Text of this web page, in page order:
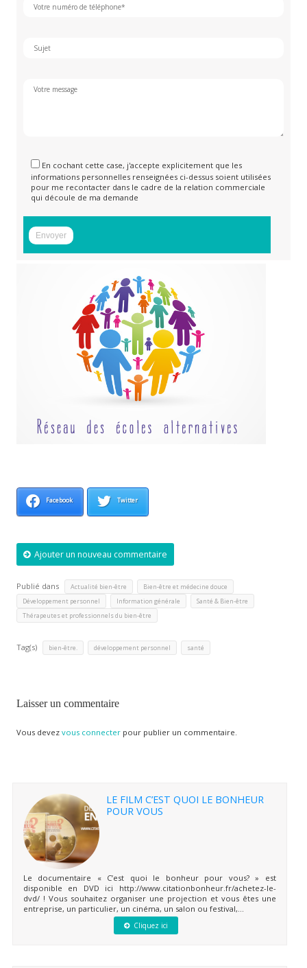
En cochant cette case, j'accepte explicitement que les
informations personnelles renseignées ci-dessus soient utilisées
pour me recontacter dans le cadre de la relation commerciale
qui découle de ma demande
Facebook Twitter
Ajouter un nouveau commentaire
Publié dans Actualité bien-être Bien-être et médecine douce
Développement personnel Information générale Santé & Bien-être
Thérapeutes et professionnels du bien-être
Tag(s) bien-être. développement personnel santé
Laisser un commentaire
Vous devez vous connecterpour publier un commentaire.
LE FILM C’EST QUOI LE BONHEUR
POUR VOUS
Le documentaire « C’est quoi le bonheur pour vous? » est
disponible en DVD ici http://www.citationbonheur.fr/achetez-le-
dvd/ ! Vous souhaitez organiser une projection et vous êtes une
entreprise, un particulier, un cinéma, un salon ou festival,...
Cliquez ici